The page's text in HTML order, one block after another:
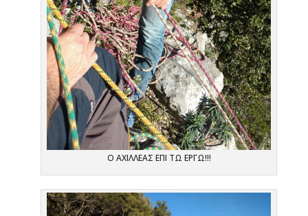
Ο ΑΧΙΛΛΕΑΣ ΕΠΙ ΤΩ ΕΡΓΩ!!!